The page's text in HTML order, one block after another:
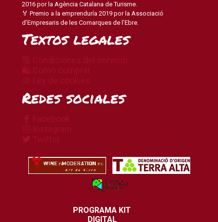
2016 por la Agència Catalana de Turisme.
🏅 Premio a la emprenduría 2019 por la Associació
d’Empresaris de les Comarques de l’Ebre.
Textos legales
Redes sociales
PROGRAMA KIT
DIGITAL